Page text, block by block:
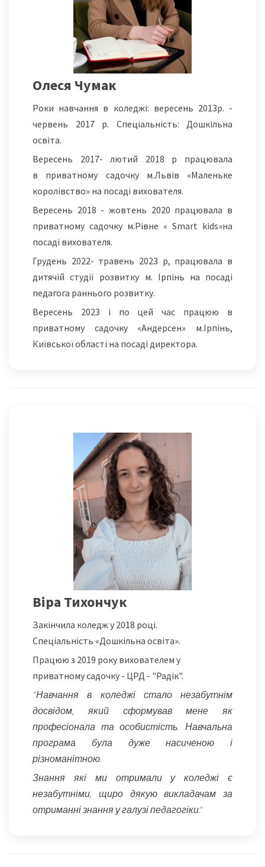
Олеся Чумак
Роки навчання в коледжі: вересень 2013р. -
червень 2017 р. Спеціальність: Дошкільна
освіта.
Вересень 2017- лютий 2018 р працювала
в приватному садочку м.Львів «Маленьке
королівство» на посаді вихователя.
Вересень 2018 - жовтень 2020 працювала в
приватному садочку м.Рівне « Smart kids»на
посаді вихователя.
Грудень 2022- травень 2023 р, працювала в
дитячій студії розвитку м. Ірпінь на посаді
педагога раннього розвитку.
Вересень 2023 і по цей час працюю в
приватному садочку «Андерсен» м.Ірпінь,
Київської області на посаді директора.
Віра Тихончук
Закінчила коледж у 2018 році.
Спеціальність «Дошкільна освіта».
Працюю з 2019 року вихователем у
приватному садочку - ЦРД - "Радік".
"Навчання в коледжі стало незабутнім
досвідом, який сформував мене як
професіонала та особистість. Навчальна
програма була дуже насиченою і
різноманітною.
Знання які ми отримали у коледжі є
незабутніми, щиро дякую викладачам за
отриманні знання у галузі педагогіки."